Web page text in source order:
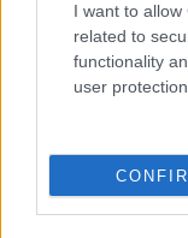
I want to
related to
functionality
user protection.
αναπαραγωγή
κοινωνικής
εμπλοκή του
Διαβάστε
Το